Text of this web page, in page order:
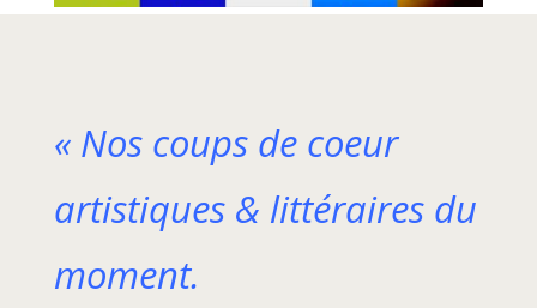
« Nos coups de coeur
artistiques & littéraires du
moment.